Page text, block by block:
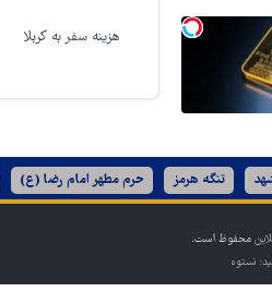
هزینه سفر به کربلا
تنگه هرمز حرم مطهر امام رضا (ع)
محفوظ است.
نستوه